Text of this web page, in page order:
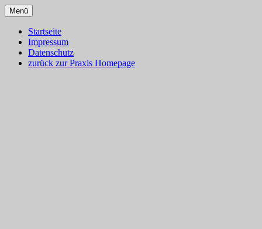
Zum
Inhalt
springen
Blog – Klassische Homöopathie
Ulm – Gesundes Leben
Menü
Startseite
Impressum
Datenschutz
zurück zur Praxis Homepage